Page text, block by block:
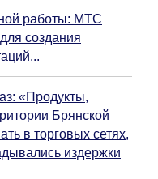
работы: МТС
создания
«Продукты,
Брянской
в торговых сетях,
издержки